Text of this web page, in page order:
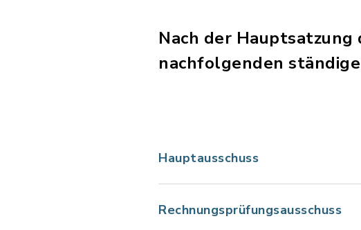
Nach der
nachfolgenden
Hauptausschuss
Rechnungsprüfungsausschuss